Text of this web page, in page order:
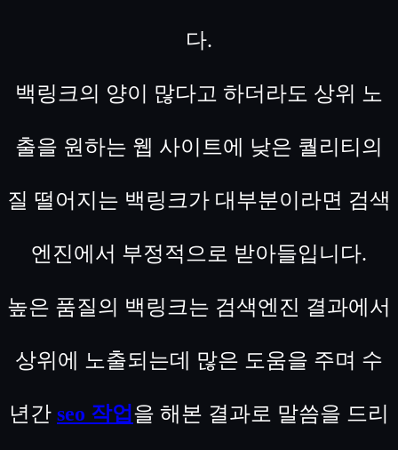
다.
백링크의 양이 많다고 하더라도 상위 노
출을 원하는 웹 사이트에 낮은 퀄리티의
질 떨어지는 백링크가 대부분이라면 검색
엔진에서 부정적으로 받아들입니다.
높은 품질의 백링크는 검색엔진 결과에서
상위에 노출되는데 많은 도움을 주며 수
년간 seo 작업 을 해본 결과로 말씀을 드리